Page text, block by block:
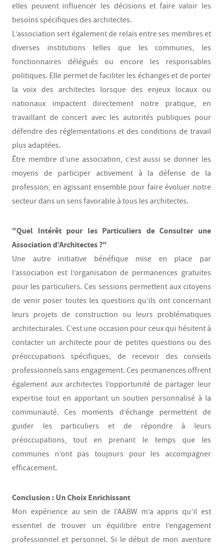
elles peuvent influencer les décisions et faire valoir les
besoins spécifiques des architectes.
L’association sert également de relais entre ses membres et
diverses institutions telles que les communes, les
fonctionnaires délégués ou encore les responsables
politiques. Elle permet de faciliter les échanges et de porter
la voix des architectes lorsque des enjeux locaux ou
nationaux impactent directement notre pratique, en
travaillant de concert avec les autorités publiques pour
défendre des réglementations et des conditions de travail
plus adaptées.
Être membre d’une association, c’est aussi se donner les
moyens de participer activement à la défense de la
profession, en agissant ensemble pour faire évoluer notre
secteur dans un sens favorable à tous les architectes.
"Quel Intérêt pour les Particuliers de Consulter une
Association d’Architectes ?"
Une autre initiative bénéfique mise en place par
l’association est l’organisation de permanences gratuites
pour les particuliers. Ces sessions permettent aux citoyens
de venir poser toutes les questions qu’ils ont concernant
leurs projets de construction ou leurs problématiques
architecturales. C’est une occasion pour ceux qui hésitent à
contacter un architecte pour de petites questions ou des
préoccupations spécifiques, de recevoir des conseils
professionnels sans engagement. Ces permanences offrent
également aux architectes l’opportunité de partager leur
expertise tout en apportant un soutien personnalisé à la
communauté. Ces moments d’échange permettent de
guider les particuliers et de répondre à leurs
préoccupations, tout en prenant le temps que les
communes n’ont pas toujours pour les accompagner
efficacement.
Conclusion : Un Choix Enrichissant
Mon expérience au sein de l’AABW m’a appris qu’il est
essentiel de trouver un équilibre entre l’engagement
professionnel et personnel. Si le début de mon aventure